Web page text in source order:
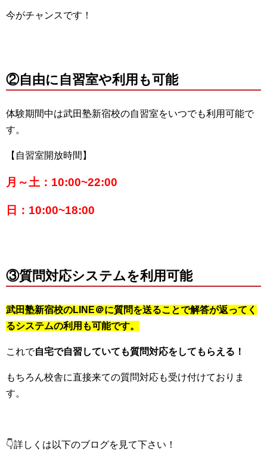
今がチャンスです！
②自由に自習室や利用も可能
体験期間中は武田塾新宿校の自習室をいつでも利用可能で
す。
【自習室開放時間】
月～土：10:00~22:00
日：10:00~18:00
③質問対応システムを利用可能
武田塾新宿校のLINE＠に質問を送ることで解答が返ってく
るシステムの利用も可能です。
これで自宅で自習していても質問対応をしてもらえる！
もちろん校舎に直接来ての質問対応も受け付けておりま
す。
👇詳しくは以下のブログを見て下さい！